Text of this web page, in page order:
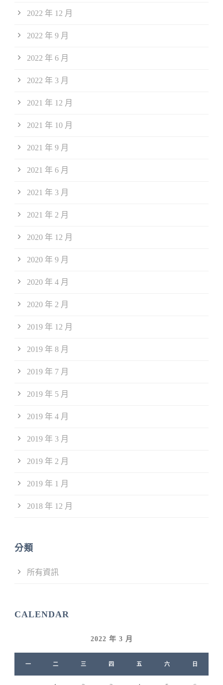
2022 年 12 月
2022 年 9 月
2022 年 6 月
2022 年 3 月
2021 年 12 月
2021 年 10 月
2021 年 9 月
2021 年 6 月
2021 年 3 月
2021 年 2 月
2020 年 12 月
2020 年 9 月
2020 年 4 月
2020 年 2 月
2019 年 12 月
2019 年 8 月
2019 年 7 月
2019 年 5 月
2019 年 4 月
2019 年 3 月
2019 年 2 月
2019 年 1 月
2018 年 12 月
分類
所有資訊
CALENDAR
2022 年 3 月
一 二 三 四 五 六 日